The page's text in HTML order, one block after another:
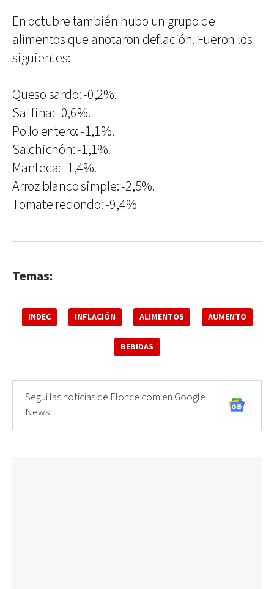
En octubre también hubo un grupo de
alimentos que anotaron deflación. Fueron los
siguientes:
Queso sardo: -0,2%.
Sal fina: -0,6%.
Pollo entero: -1,1%.
Salchichón: -1,1%.
Manteca: -1,4%.
Arroz blanco simple: -2,5%.
Tomate redondo: -9,4%
Temas:
INDEC INFLACIÓN ALIMENTOS AUMENTO
BEBIDAS
Seguí las noticias de Elonce.com en Google
News